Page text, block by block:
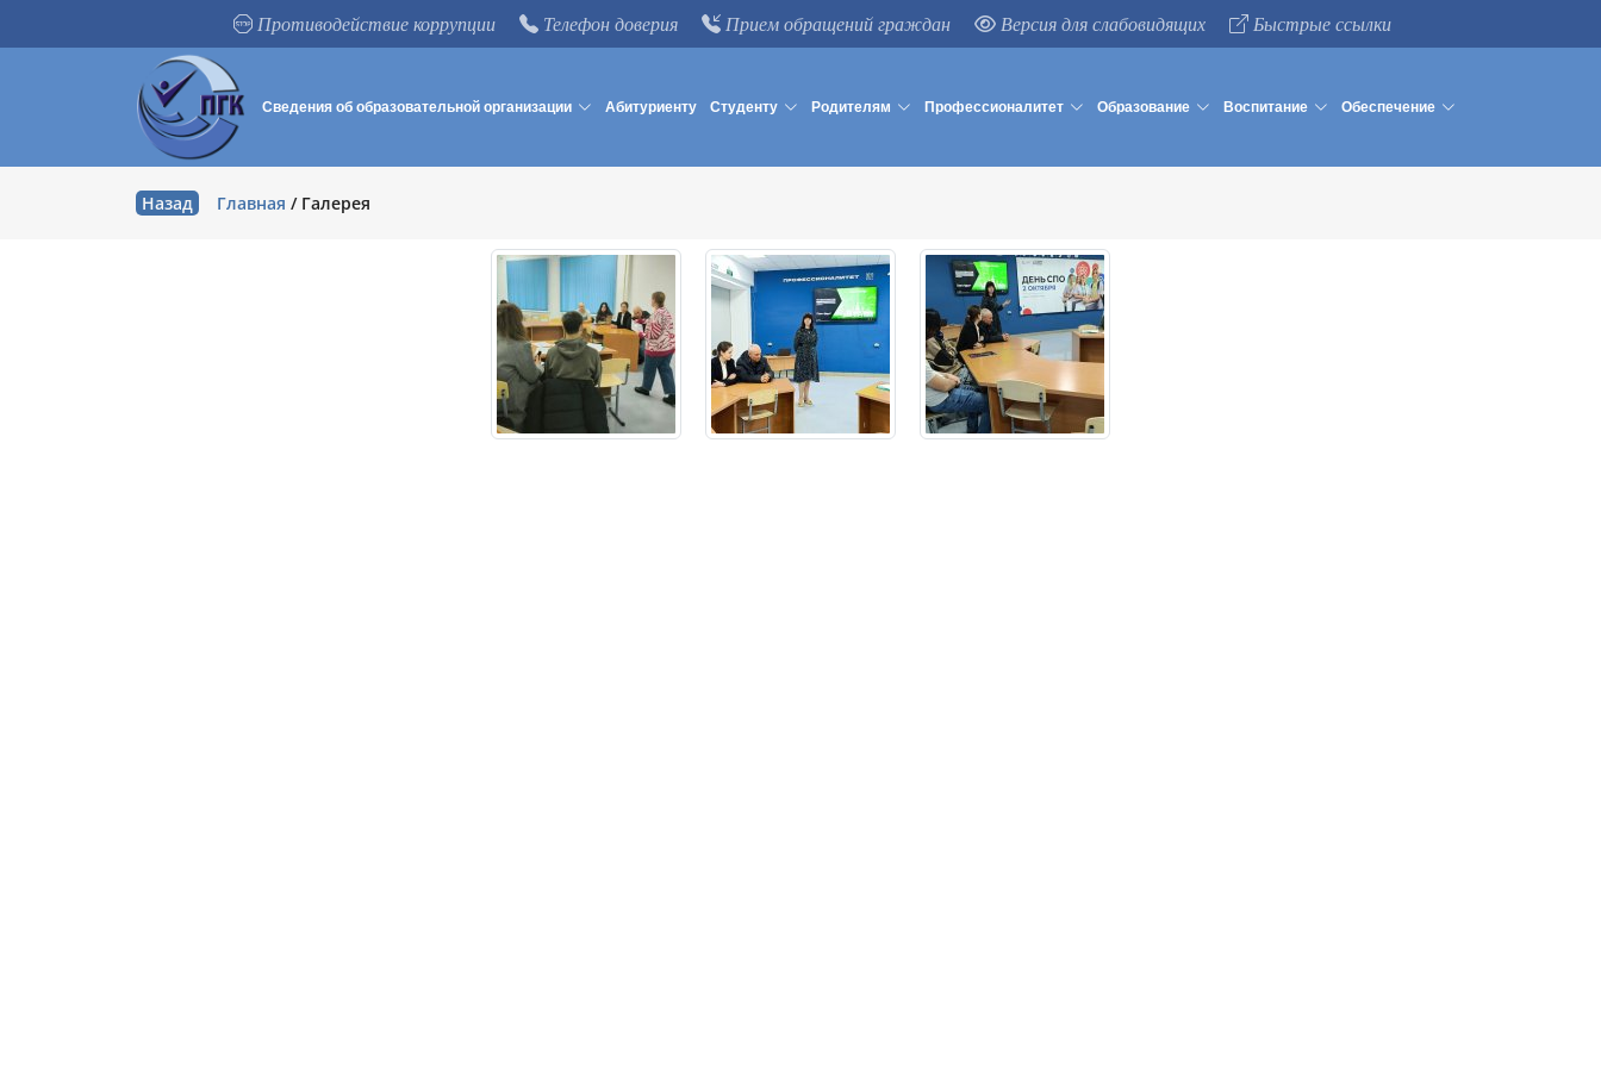
Противодействие коррупции Телефон доверия Прием обращений граждан Версия для слабовидящих Быстрые ссылки
Сведения об образовательной организации Абитуриенту Студенту Родителям Профессионалитет Образование Воспитание Обеспечение
Назад Главная / Галерея